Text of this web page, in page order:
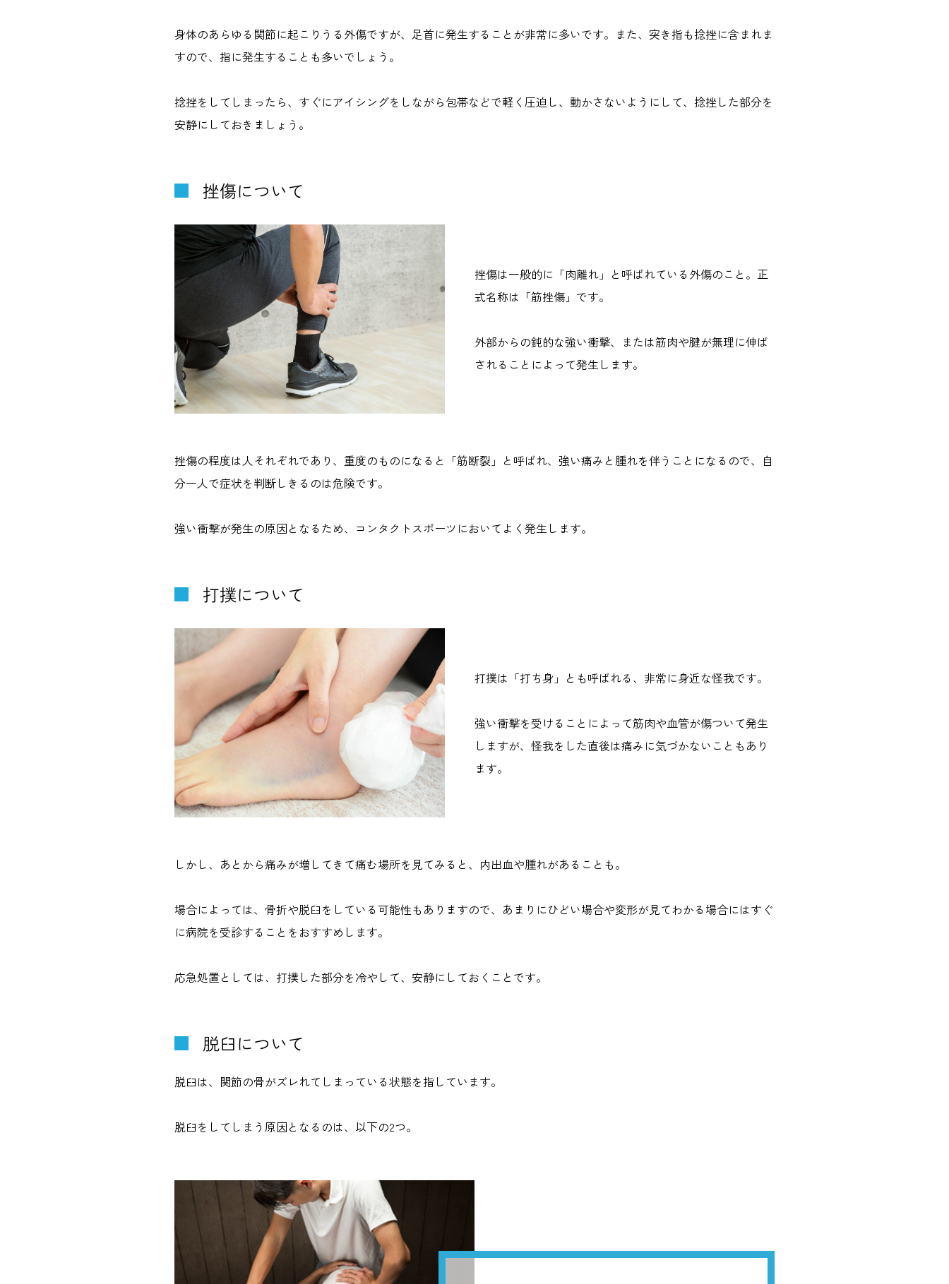
身体のあらゆる関節に起こりうる外傷ですが、足首に発生することが非常に多いです。また、突き指も捻挫に含まれま
すので、指に発生することも多いでしょう。
捻挫をしてしまったら、すぐにアイシングをしながら包帯などで軽く圧迫し、動かさないようにして、捻挫した部分を
安静にしておきましょう。
挫傷について
挫傷は一般的に「肉離れ」と呼ばれている外傷のこと。正
式名称は「筋挫傷」です。
外部からの鈍的な強い衝撃、または筋肉や腱が無理に伸ば
されることによって発生します。
挫傷の程度は人それぞれであり、重度のものになると「筋断裂」と呼ばれ、強い痛みと腫れを伴うことになるので、自
分一人で症状を判断しきるのは危険です。
強い衝撃が発生の原因となるため、コンタクトスポーツにおいてよく発生します。
打撲について
打撲は「打ち身」とも呼ばれる、非常に身近な怪我です。
強い衝撃を受けることによって筋肉や血管が傷ついて発生
しますが、怪我をした直後は痛みに気づかないこともあり
ます。
しかし、あとから痛みが増してきて痛む場所を見てみると、内出血や腫れがあることも。
場合によっては、骨折や脱臼をしている可能性もありますので、あまりにひどい場合や変形が見てわかる場合にはすぐ
に病院を受診することをおすすめします。
応急処置としては、打撲した部分を冷やして、安静にしておくことです。
脱臼について
脱臼は、関節の骨がズレれてしまっている状態を指しています。
脱臼をしてしまう原因となるのは、以下の2つ。